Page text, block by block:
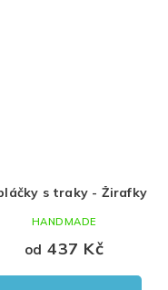
s traky - Žirafky
od 437 Kč
HANDMADE